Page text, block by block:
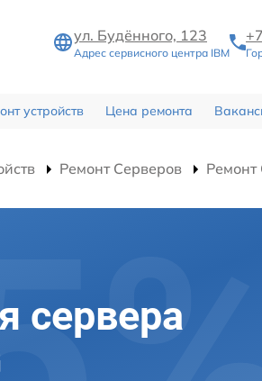
ул. Будённого, 123
Адрес сервисного центра IBM
устройств Цена ремонта
Ремонт Серверов Ремонт
сервера